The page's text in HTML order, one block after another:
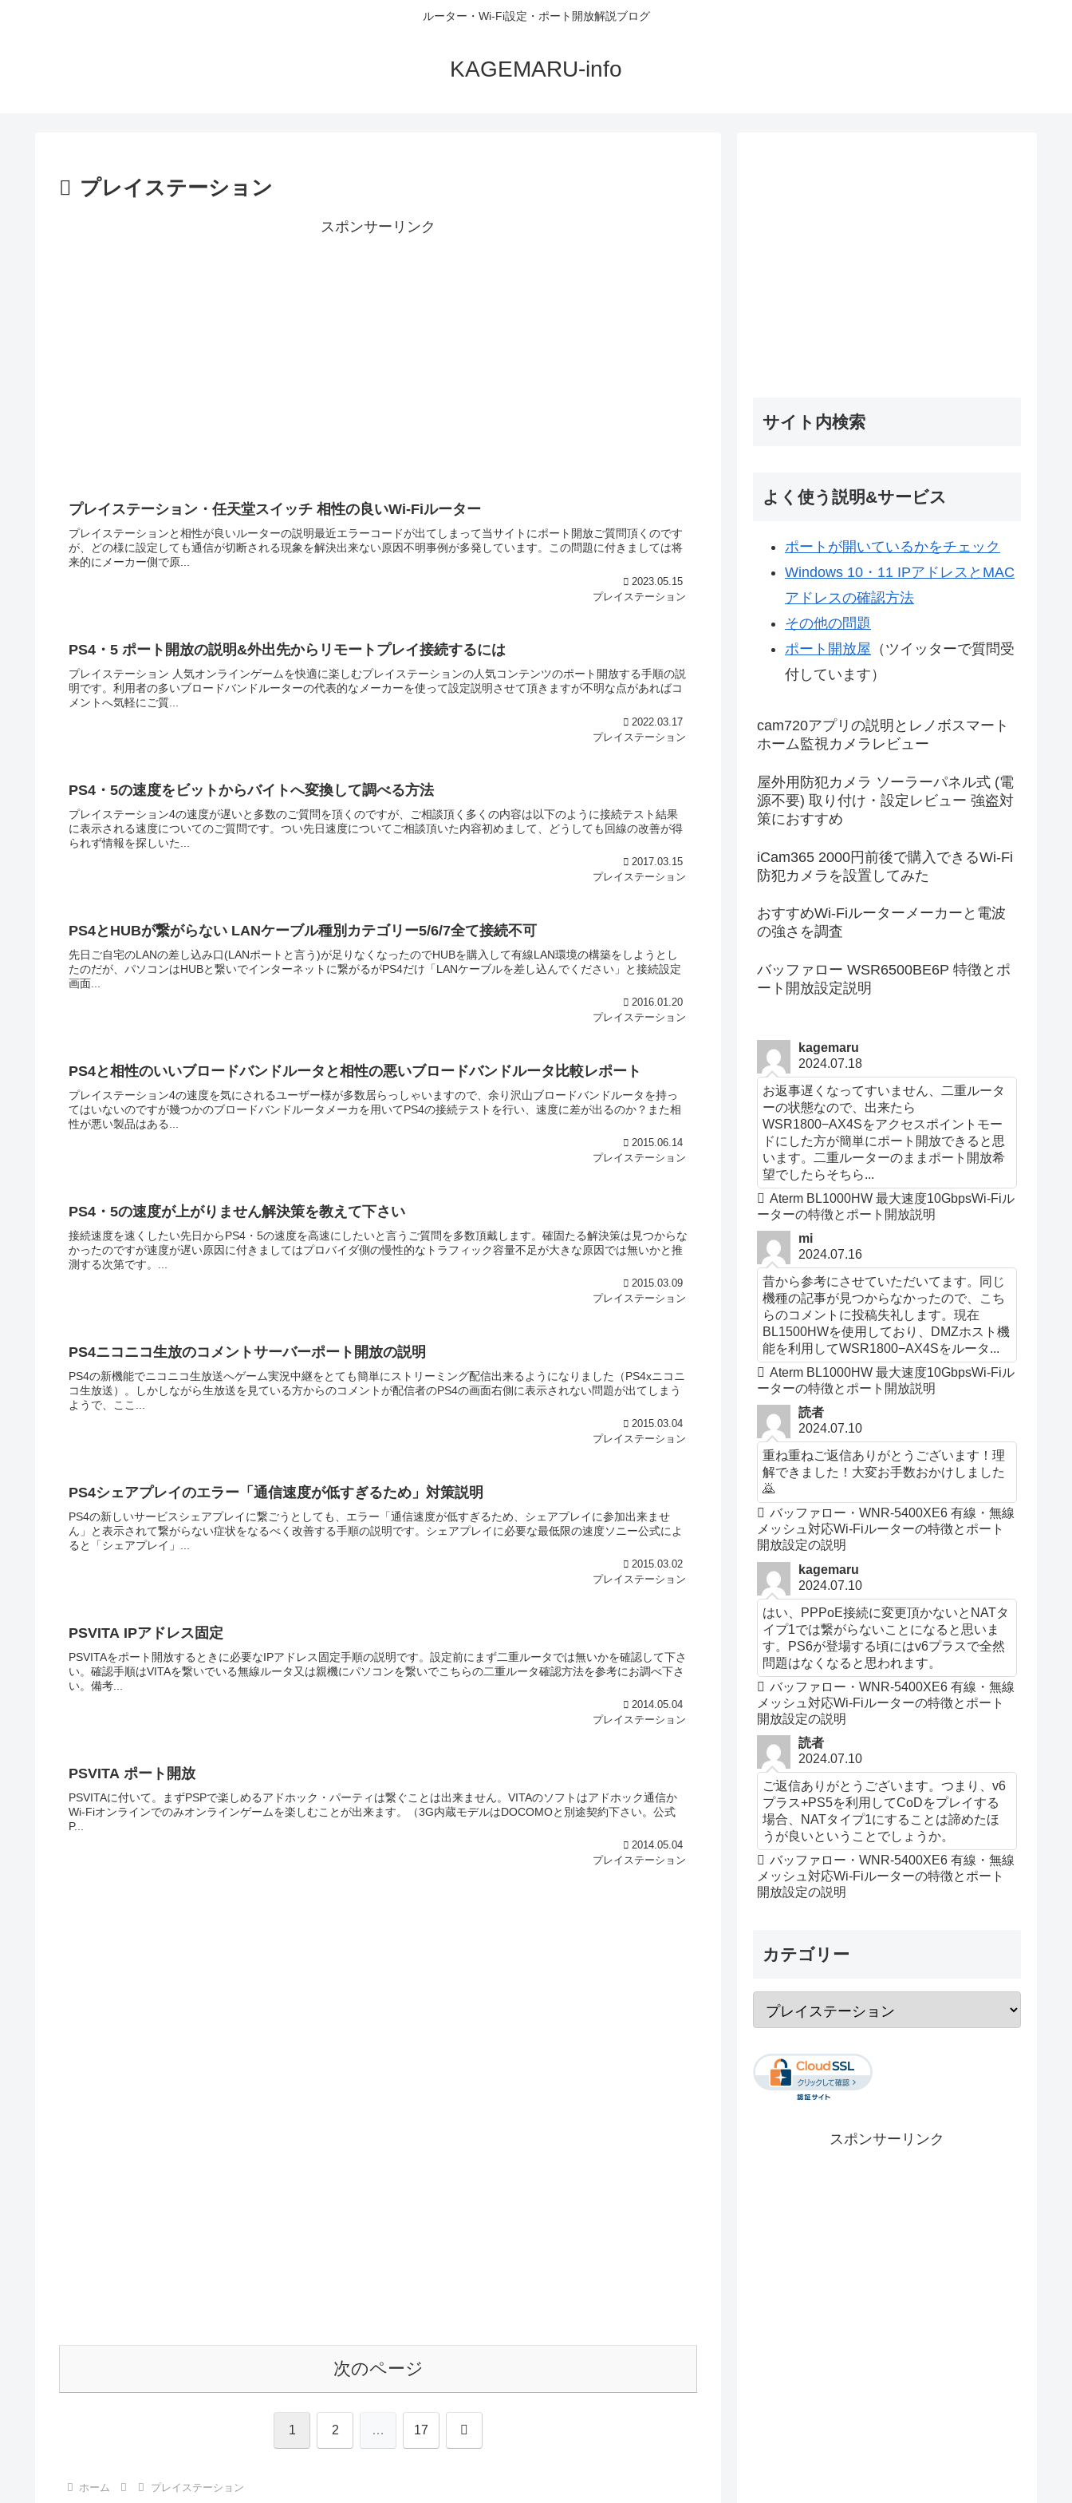
ルーター・Wi-Fi設定・ポート開放解説ブログ
KAGEMARU-info
プレイステーション
スポンサーリンク
プレイステーション・任天堂スイッチ 相性の良いWi-Fiルーター
プレイステーションと相性が良いルーターの説明最近エラーコードが出てしまって当サイトにポート開放ご質問頂くのです
が、どの様に設定しても通信が切断される現象を解決出来ない原因不明事例が多発しています。この問題に付きましては将
来的にメーカー側で原...
2023.05.15
プレイステーション
PS4・5 ポート開放の説明&外出先からリモートプレイ接続するには
プレイステーション 人気オンラインゲームを快適に楽しむプレイステーションの人気コンテンツのポート開放する手順の説
明です。利用者の多いブロードバンドルーターの代表的なメーカーを使って設定説明させて頂きますが不明な点があればコ
メントへ気軽にご質...
2022.03.17
プレイステーション
PS4・5の速度をビットからバイトへ変換して調べる方法
プレイステーション4の速度が遅いと多数のご質問を頂くのですが、ご相談頂く多くの内容は以下のように接続テスト結果
に表示される速度についてのご質問です。つい先日速度についてご相談頂いた内容初めまして、どうしても回線の改善が得
られず情報を探しいた...
2017.03.15
プレイステーション
PS4とHUBが繋がらない LANケーブル種別カテゴリー5/6/7全て接続不可
先日ご自宅のLANの差し込み口(LANポートと言う)が足りなくなったのでHUBを購入して有線LAN環境の構築をしようとし
たのだが、パソコンはHUBと繋いでインターネットに繋がるがPS4だけ「LANケーブルを差し込んでください」と接続設定
画面...
2016.01.20
プレイステーション
PS4と相性のいいブロードバンドルータと相性の悪いブロードバンドルータ比較レポート
プレイステーション4の速度を気にされるユーザー様が多数居らっしゃいますので、余り沢山ブロードバンドルータを持っ
てはいないのですが幾つかのブロードバンドルータメーカを用いてPS4の接続テストを行い、速度に差が出るのか？また相
性が悪い製品はある...
2015.06.14
プレイステーション
PS4・5の速度が上がりません解決策を教えて下さい
接続速度を速くしたい先日からPS4・5の速度を高速にしたいと言うご質問を多数頂戴します。確固たる解決策は見つからな
かったのですが速度が遅い原因に付きましてはプロバイダ側の慢性的なトラフィック容量不足が大きな原因では無いかと推
測する次第です。...
2015.03.09
プレイステーション
PS4ニコニコ生放のコメントサーバーポート開放の説明
PS4の新機能でニコニコ生放送へゲーム実況中継をとても簡単にストリーミング配信出来るようになりました（PS4xニコニ
コ生放送）。しかしながら生放送を見ている方からのコメントが配信者のPS4の画面右側に表示されない問題が出てしまう
ようで、ここ...
2015.03.04
プレイステーション
PS4シェアプレイのエラー「通信速度が低すぎるため」対策説明
PS4の新しいサービスシェアプレイに繋ごうとしても、エラー「通信速度が低すぎるため、シェアプレイに参加出来ませ
ん」と表示されて繋がらない症状をなるべく改善する手順の説明です。シェアプレイに必要な最低限の速度ソニー公式によ
ると「シェアプレイ」...
2015.03.02
プレイステーション
PSVITA IPアドレス固定
PSVITAをポート開放するときに必要なIPアドレス固定手順の説明です。設定前にまず二重ルータでは無いかを確認して下さ
い。確認手順はVITAを繋いでいる無線ルータ又は親機にパソコンを繋いでこちらの二重ルータ確認方法を参考にお調べ下さ
い。備考...
2014.05.04
プレイステーション
PSVITA ポート開放
PSVITAに付いて。まずPSPで楽しめるアドホック・パーティは繋ぐことは出来ません。VITAのソフトはアドホック通信か
Wi-Fiオンラインでのみオンラインゲームを楽しむことが出来ます。（3G内蔵モデルはDOCOMOと別途契約下さい。公式
P...
2014.05.04
プレイステーション
次のページ
1 2 … 17 次
ホーム プレイステーション
サイト内検索
よく使う説明&サービス
ポートが開いているかをチェック
Windows 10・11 IPアドレスとMAC
アドレスの確認方法
その他の問題
ポート開放屋 （ツイッターで質問受
付しています）
cam720アプリの説明とレノボスマート
ホーム監視カメラレビュー
屋外用防犯カメラ ソーラーパネル式 (電
源不要) 取り付け・設定レビュー 強盗対
策におすすめ
iCam365 2000円前後で購入できるWi-Fi
防犯カメラを設置してみた
おすすめWi-Fiルーターメーカーと電波
の強さを調査
バッファロー WSR6500BE6P 特徴とポ
ート開放設定説明
kagemaru
2024.07.18
お返事遅くなってすいません、二重ルータ
ーの状態なので、出来たら
WSR1800−AX4Sをアクセスポイントモー
ドにした方が簡単にポート開放できると思
います。二重ルーターのままポート開放希
望でしたらそちら...
Aterm BL1000HW 最大速度10GbpsWi-Fiル
ーターの特徴とポート開放説明
mi
2024.07.16
昔から参考にさせていただいてます。同じ
機種の記事が見つからなかったので、こち
らのコメントに投稿失礼します。現在
BL1500HWを使用しており、DMZホスト機
能を利用してWSR1800−AX4Sをルータ...
Aterm BL1000HW 最大速度10GbpsWi-Fiル
ーターの特徴とポート開放説明
読者
2024.07.10
重ね重ねご返信ありがとうございます！理
解できました！大変お手数おかけしました
🙇
バッファロー・WNR-5400XE6 有線・無線
メッシュ対応Wi-Fiルーターの特徴とポート
開放設定の説明
kagemaru
2024.07.10
はい、PPPoE接続に変更頂かないとNATタ
イプ1では繋がらないことになると思いま
す。PS6が登場する頃にはv6プラスで全然
問題はなくなると思われます。
バッファロー・WNR-5400XE6 有線・無線
メッシュ対応Wi-Fiルーターの特徴とポート
開放設定の説明
読者
2024.07.10
ご返信ありがとうございます。つまり、v6
プラス+PS5を利用してCoDをプレイする
場合、NATタイプ1にすることは諦めたほ
うが良いということでしょうか。
バッファロー・WNR-5400XE6 有線・無線
メッシュ対応Wi-Fiルーターの特徴とポート
開放設定の説明
カテゴリー
スポンサーリンク